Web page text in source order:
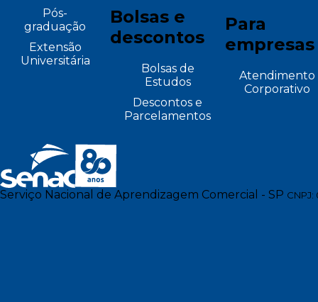
Pós-
graduação
Extensão
Universitária
Bolsas e
descontos
Bolsas de
Estudos
Descontos e
Parcelamentos
Para
empresas
Atendimento
Corporativo
Serviço Nacional de Aprendizagem Comercial - SP